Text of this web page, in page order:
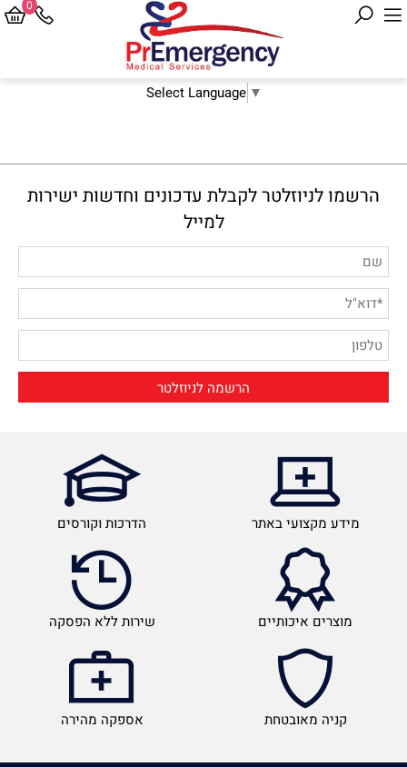
Select Language ▼
0
הרשמו לניוזלטר לקבלת עדכונים וחדשות ישירות
למייל
מידע מקצועי באתר הדרכות וקורסים
מוצרים איכותיים שירות ללא הפסקה
קניה מאובטחת אספקה מהירה